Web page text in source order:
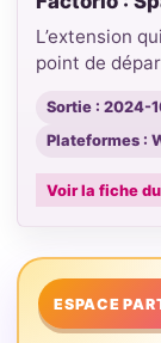
L’extension
point de
Sortie : 2024-
Plateformes :
Voir la fiche
ESPACE